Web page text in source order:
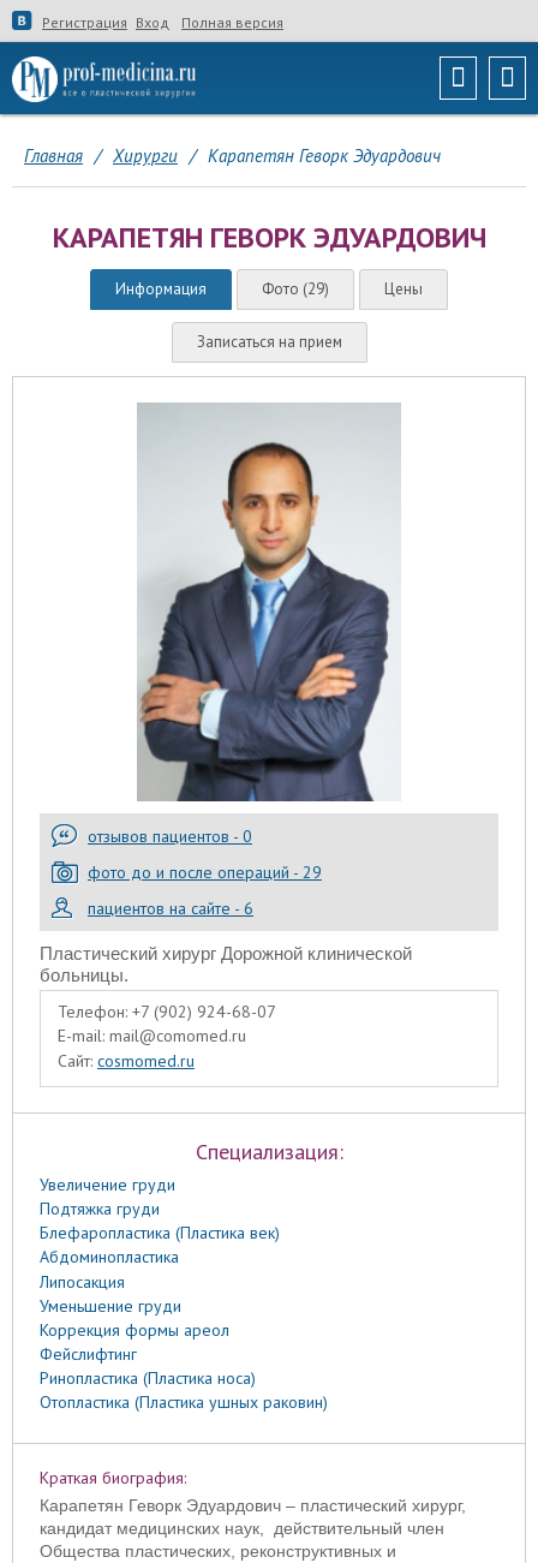
Регистрация Вход Полная версия
Главная / Хирурги / Карапетян Геворк Эдуардович
КАРАПЕТЯН ГЕВОРК ЭДУАРДОВИЧ
Информация Фото (29) Цены
Записаться на прием
отзывов пациентов - 0
фото до и после операций - 29
пациентов на сайте - 6
Пластический хирург Дорожной клинической
больницы.
Телефон: +7 (902) 924-68-07
E-mail: mail@comomed.ru
Сайт: cosmomed.ru
Специализация:
Увеличение груди
Подтяжка груди
Блефаропластика (Пластика век)
Абдоминопластика
Липосакция
Уменьшение груди
Коррекция формы ареол
Фейслифтинг
Ринопластика (Пластика носа)
Отопластика (Пластика ушных раковин)
Краткая биография:
Карапетян Геворк Эдуардович – пластический хирург,
кандидат медицинских наук,
действительный член
Общества пластических, реконструктивных и